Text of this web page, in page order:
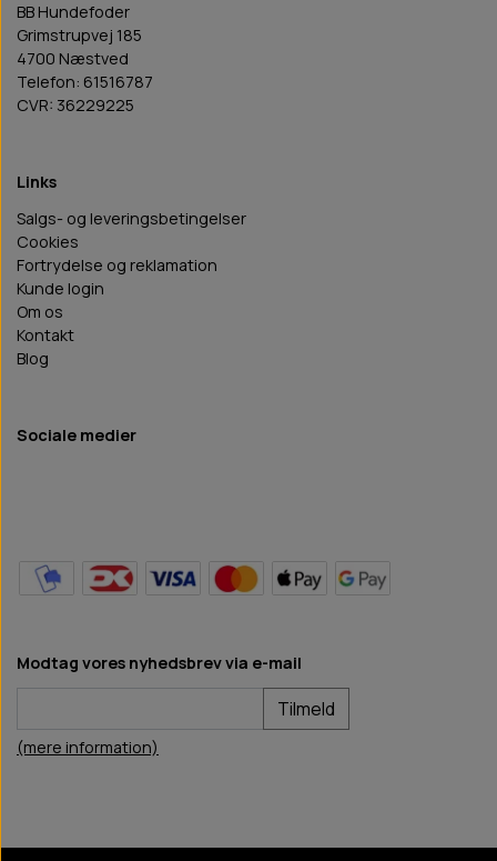
BB Hundefoder
Grimstrupvej 185
4700 Næstved
Telefon: 61516787
CVR: 36229225
Links
Salgs- og leveringsbetingelser
Cookies
Fortrydelse og reklamation
Kunde login
Om os
Kontakt
Blog
Sociale medier
Modtag vores nyhedsbrev via e-mail
Tilmeld
(mere information)